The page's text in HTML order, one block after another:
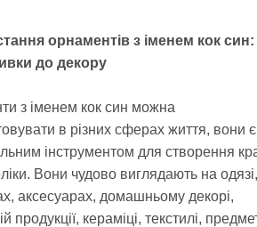
орнаментів з іменем кок син:
до декору
з іменем кок син можна
в різних сферах життя, вони є
інструментом для створення
Вони чудово виглядають на одязі,
аксесуарах, домашньому декорі,
продукції, кераміці, текстилі,